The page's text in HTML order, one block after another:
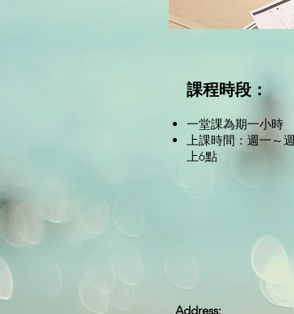
課程時段：
一堂課為期一小時
上課時間：週一～
上6點
Address: